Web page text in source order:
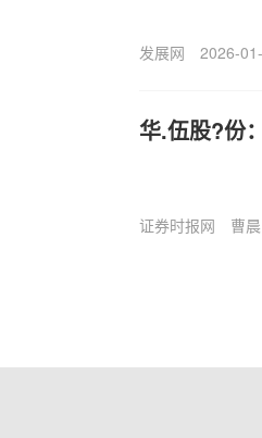
发展网 2026-
华.伍股?份
证券时报网 曹晨